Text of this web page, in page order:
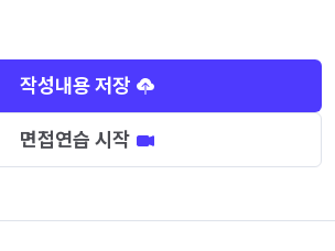
작성내용 저장
면접연습 시작